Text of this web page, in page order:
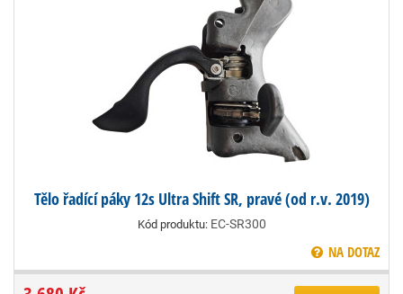
Tělo řadící páky 12s Ultra Shift SR, pravé (od r.v. 2019)
Kód produktu: EC-SR300
NA DOTAZ